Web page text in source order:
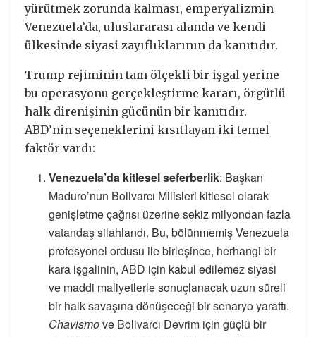
yürütmek zorunda kalması, emperyalizmin
Venezuela’da, uluslararası alanda ve kendi
ülkesinde siyasi zayıflıklarının da kanıtıdır.
Trump rejiminin tam ölçekli bir işgal yerine
bu operasyonu gerçekleştirme kararı, örgütlü
halk direnişinin gücünün bir kanıtıdır.
ABD’nin seçeneklerini kısıtlayan iki temel
faktör vardı:
Venezuela’da kitlesel seferberlik: Başkan
Maduro’nun Bolivarcı Milisleri kitlesel olarak
genişletme çağrısı üzerine sekiz milyondan fazla
vatandaş silahlandı. Bu, bölünmemiş Venezuela
profesyonel ordusu ile birleşince, herhangi bir
kara işgalinin, ABD için kabul edilemez siyasi
ve maddi maliyetlerle sonuçlanacak uzun süreli
bir halk savaşına dönüşeceği bir senaryo yarattı.
Chavismove Bolivarcı Devrim için güçlü bir